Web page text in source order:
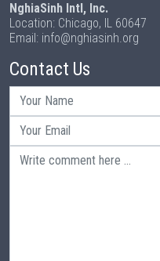
NghiaSinh Intl, Inc.
Location: Chicago, IL 60647
Email: info@nghiasinh.org
Contact Us